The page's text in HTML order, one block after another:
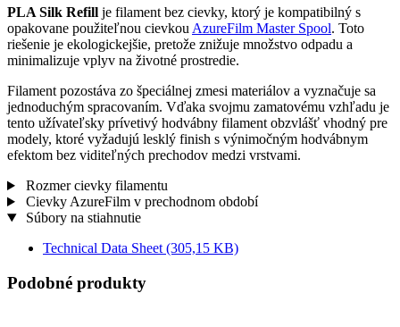
PLA Silk Refill je filament bez cievky, ktorý je kompatibilný s
opakovane použiteľnou cievkou AzureFilm Master Spool. Toto
riešenie je ekologickejšie, pretože znižuje množstvo odpadu a
minimalizuje vplyv na životné prostredie.
Filament pozostáva zo špeciálnej zmesi materiálov a vyznačuje sa
jednoduchým spracovaním. Vďaka svojmu zamatovému vzhľadu je
tento užívateľsky prívetivý hodvábny filament obzvlášť vhodný pre
modely, ktoré vyžadujú lesklý finish s výnimočným hodvábnym
efektom bez viditeľných prechodov medzi vrstvami.
Rozmer cievky filamentu
Cievky AzureFilm v prechodnom období
Súbory na stiahnutie
Technical Data Sheet (305,15 KB)
Podobné produkty